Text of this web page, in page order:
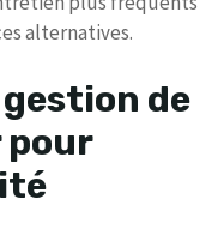
alternatives.
de
pour